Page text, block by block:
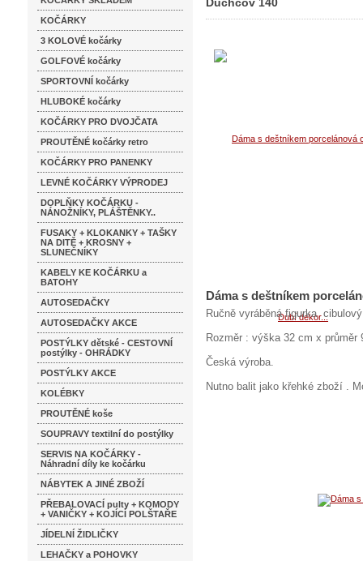
KOČÁRKY
3 KOLOVÉ kočárky
GOLFOVÉ kočárky
SPORTOVNÍ kočárky
HLUBOKÉ kočárky
KOČÁRKY PRO DVOJČATA
PROUTĚNÉ kočárky retro
KOČÁRKY PRO PANENKY
LEVNÉ KOČÁRKY VÝPRODEJ
DOPLŇKY KOČÁRKU -
NÁNOŽNÍKY, PLÁŠTĚNKY..
FUSAKY + KLOKANKY + TAŠKY
NA DITĚ + KROSNY +
SLUNEČNÍKY
KABELY KE KOČÁRKU a
BATOHY
AUTOSEDAČKY
AUTOSEDAČKY AKCE
POSTÝLKY dětské - CESTOVNÍ
postýlky - OHRÁDKY
POSTÝLKY AKCE
KOLÉBKY
PROUTĚNÉ koše
SOUPRAVY textilní do postýlky
SERVIS NA KOČÁRKY -
Náhradní díly ke kočárku
NÁBYTEK A JINÉ ZBOŽÍ
PŘEBALOVACÍ pulty + KOMODY
+ VANIČKY + KOJÍCÍ POLŠTAŘE
JÍDELNÍ ŽIDLIČKY
LEHAČKY a POHOVKY
Dáma s deštníkem
Ručně vyráběná figurka
Rozměr : výška 32 cm x průměr
Česká výroba.
Nutno balit jako křehké zboží .